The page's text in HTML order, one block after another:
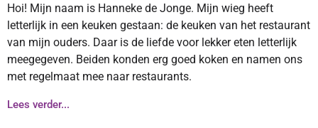
Hoi! Mijn naam is Hanneke de Jonge. Mijn wieg heeft
letterlijk in een keuken gestaan: de keuken van het restaurant
van mijn ouders. Daar is de liefde voor lekker eten letterlijk
meegegeven. Beiden konden erg goed koken en namen ons
met regelmaat mee naar restaurants.
Lees verder...